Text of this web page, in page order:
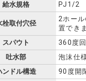
給水規格
PJ1/2
栓取付穴径
2ホー
置でき
スパウト
360度
吐水部
泡沫仕
ンドル構造
90度開